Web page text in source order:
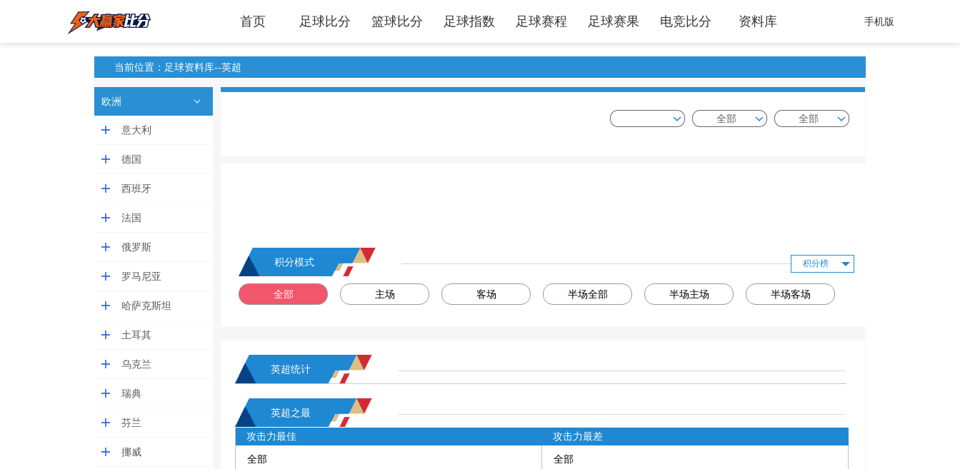
首页 足球比分 篮球比分 足球指数 足球赛程 足球赛果 电竞比分 资料库 手机版
当前位置：足球资料库--英超
欧洲
意大利
德国
西班牙
法国
俄罗斯
罗马尼亚
哈萨克斯坦
土耳其
乌克兰
瑞典
芬兰
挪威
全部 全部
积分模式 积分榜
全部 主场 客场 半场全部 半场主场 半场客场
英超统计
英超之最
攻击力最佳
全部
攻击力最差
全部